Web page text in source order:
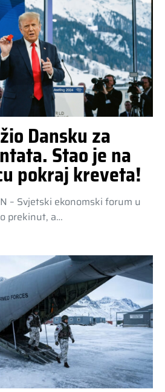
Dansku za
Stao je na
pokraj kreveta!
– Svjetski ekonomski forum u
prekinut, a…